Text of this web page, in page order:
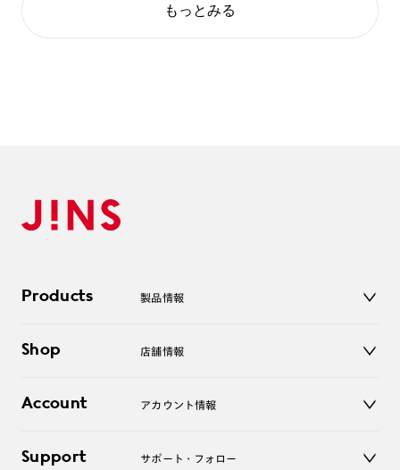
もっとみる
Products 製品情報
サングラス
コンタクトレンズ
アクセサリー
Shop 店舗情報
オンラインショップ
Account アカウント情報
ログアウト
Support サポート・フォロー